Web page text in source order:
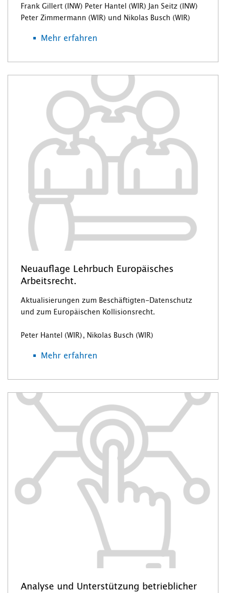
Frank Gillert (INW) Peter Hantel (WIR) Jan Seitz (INW)
Peter Zimmermann (WIR) und Nikolas Busch (WIR)
Mehr erfahren
Neuauflage Lehrbuch Europäisches
Arbeitsrecht.
Aktualisierungen zum Beschäftigten-Datenschutz
und zum Europäischen Kollisionsrecht.
Peter Hantel (WIR), Nikolas Busch (WIR)
Mehr erfahren
Analyse und Unterstützung betrieblicher